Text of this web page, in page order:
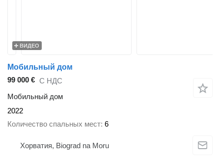
ВИДЕО
Мобильный дом
99 000 € С НДС
Мобильный дом
2022
Количество спальных мест 6
Хорватия, Biograd na Moru